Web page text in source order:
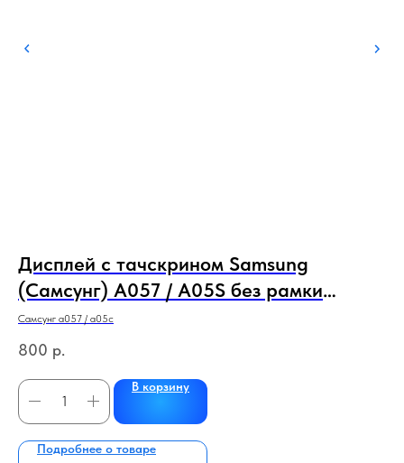
Дисплей с тачскрином Samsung
(Самсунг) A057 / A05S без рамки
(сервисный 100% оригинал) (черный)
Самсунг а057 / а05с
800 р.
В корзину
Подробнее о товаре